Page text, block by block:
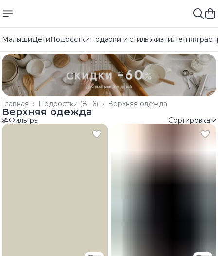
МалышиДетиПодросткиПодарки и стиль жизниЛетняя
Верхняя одежда
Подростки (8-16) ›
Главная ›
Верхняя одежда
Фильтры Сортировка